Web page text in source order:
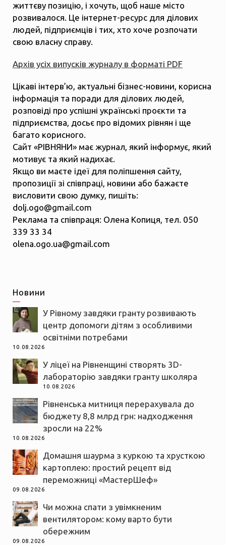
життєву позицію, і хочуть, щоб наше місто
розвивалося. Це інтернет-ресурс для ділових
людей, підприємців і тих, хто хоче розпочати
свою власну справу.
Архів усіх випусків журналу в форматі PDF
Цікаві інтерв’ю, актуальні бізнес-новини, корисна
інформація та поради для ділових людей,
розповіді про успішні українські проєкти та
підприємства, досьє про відомих рівнян і ще
багато корисного.
Сайт «РІВНЯНИ» має журнал, який інформує, який
мотивує та який надихає.
Якщо ви маєте ідеї для поліпшення сайту,
пропозиції зі співпраці, новини або бажаєте
висловити свою думку, пишіть:
dolj.ogo@gmail.com
Реклама та співпраця: Олена Копиця, тел. 050
339 33 34
olena.ogo.ua@gmail.com
Новини
У Рівному завдяки гранту розвивають
центр допомоги дітям з особливими
освітніми потребами
10.08.2026
У ліцеї на Рівненщині створять 3D-
лабораторію завдяки гранту школяра
10.08.2026
Рівненська митниця перерахувала до
бюджету 8,8 млрд грн: надходження
зросли на 22%
10.08.2026
Домашня шаурма з куркою та хрусткою
картоплею: простий рецепт від
переможниці «МастерШеф»
09.08.2026
Чи можна спати з увімкненим
вентилятором: кому варто бути
обережним
09.08.2026